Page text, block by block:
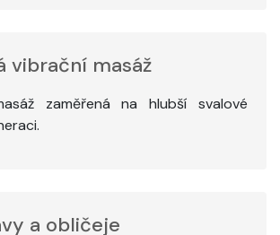
vibrační masáž
zaměřená na hlubší svalové
a obličeje